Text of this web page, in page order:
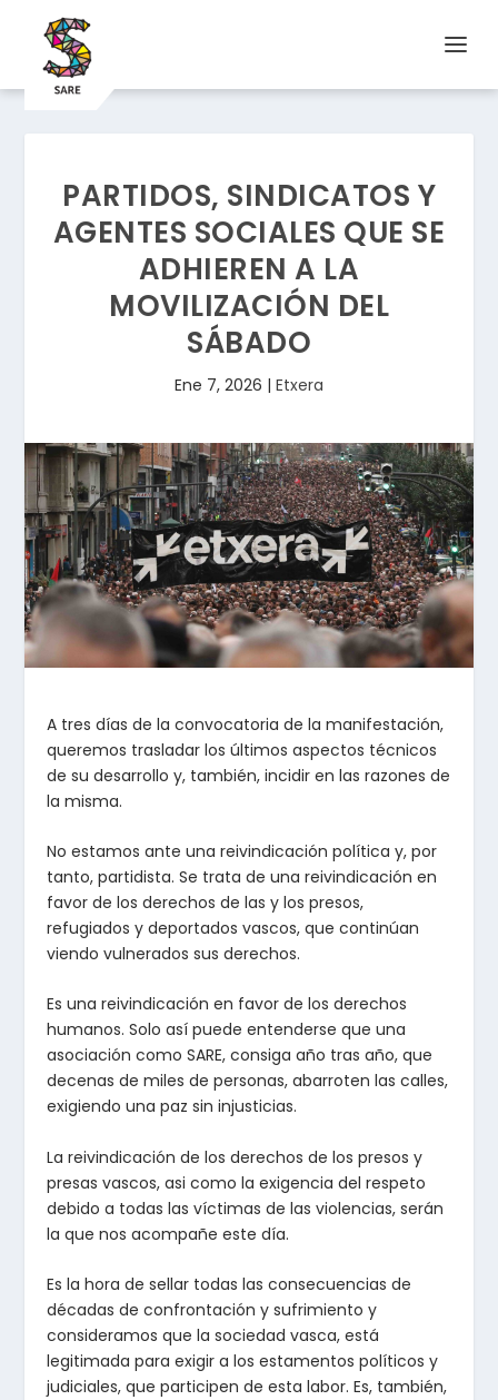
PARTIDOS, SINDICATOS Y
AGENTES SOCIALES QUE SE
ADHIEREN A LA
MOVILIZACIÓN DEL
SÁBADO
Ene 7, 2026 | Etxera
A tres días de la convocatoria de la manifestación,
queremos trasladar los últimos aspectos técnicos
de su desarrollo y, también, incidir en las razones de
la misma.
No estamos ante una reivindicación política y, por
tanto, partidista. Se trata de una reivindicación en
favor de los derechos de las y los presos,
refugiados y deportados vascos, que continúan
viendo vulnerados sus derechos.
Es una reivindicación en favor de los derechos
humanos. Solo así puede entenderse que una
asociación como SARE, consiga año tras año, que
decenas de miles de personas, abarroten las calles,
exigiendo una paz sin injusticias.
La reivindicación de los derechos de los presos y
presas vascos, asi como la exigencia del respeto
debido a todas las víctimas de las violencias, serán
la que nos acompañe este día.
Es la hora de sellar todas las consecuencias de
décadas de confrontación y sufrimiento y
consideramos que la sociedad vasca, está
legitimada para exigir a los estamentos políticos y
judiciales, que participen de esta labor. Es, también,